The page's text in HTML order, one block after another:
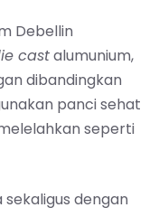
Debellin
castalumunium,
dibandingkan
panci sehat
seperti
dengan